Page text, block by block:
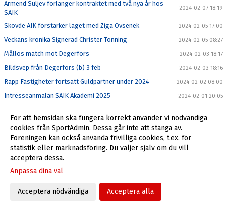
Armend Suljev förlänger kontraktet med två nya år hos
SAIK
2024-02-07 18:19
Skövde AIK förstärker laget med Ziga Ovsenek 2024-02-05 17:00
Veckans krönika Signerad Christer Tonning 2024-02-05 08:27
Mållös match mot Degerfors 2024-02-03 18:17
Bildsvep från Degerfors (b) 3 feb 2024-02-03 18:16
Rapp Fastigheter fortsatt Guldpartner under 2024 2024-02-02 08:00
Intresseanmälan SAIK Akademi 2025 2024-02-01 20:05
Filip Schyberg vinner Guldbollan 2023 2024-01-27 14:22
Välkomna till Skövde AIK! 2023-05-08 07:56
Skövde AIK Live-Appen 2023-01-11 08:00
För att hemsidan ska fungera korrekt använder vi nödvändiga
cookies från SportAdmin. Dessa går inte att stänga av.
Föreningen kan också använda frivilliga cookies, t.ex. för
statistik eller marknadsföring. Du väljer själv om du vill
acceptera dessa.
Anpassa dina val
Acceptera nödvändiga Acceptera alla